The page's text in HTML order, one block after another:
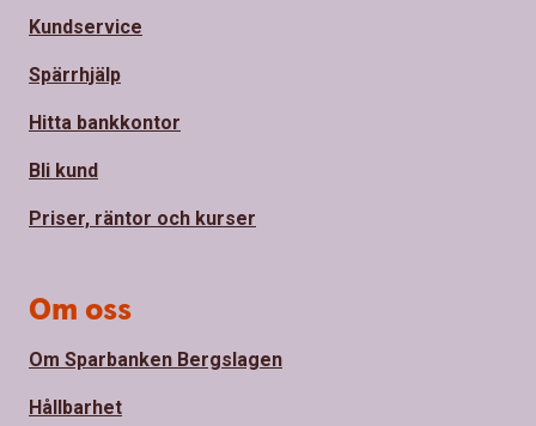
Kundservice
Spärrhjälp
Hitta bankkontor
Bli kund
Priser, räntor och kurser
Om oss
Om Sparbanken Bergslagen
Hållbarhet